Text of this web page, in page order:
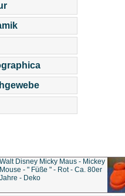
Walt Disney Micky Maus - Mickey
Mouse - " Füße " - Rot - Ca. 80er
Jahre - Deko